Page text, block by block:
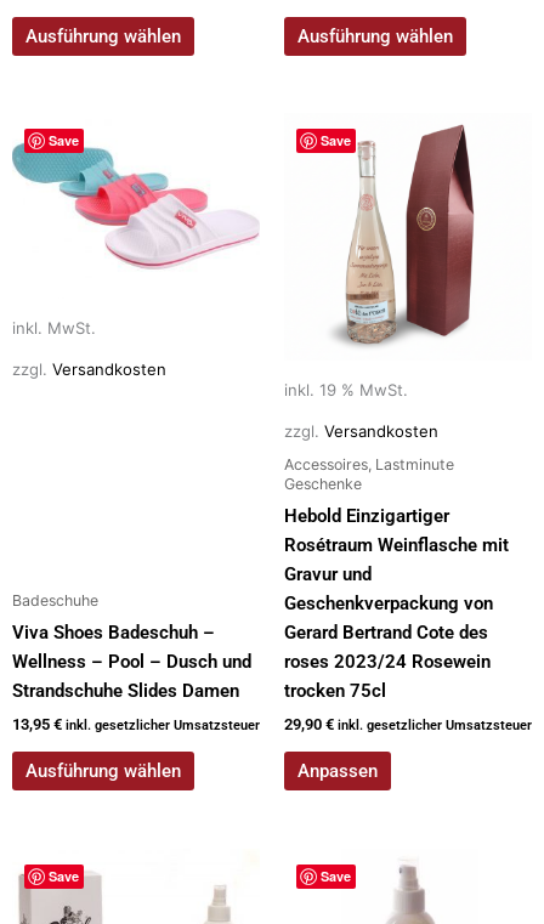
Ausführung wählen Ausführung wählen
Save
inkl. MwSt.
zzgl. Versandkosten
Badeschuhe
Viva Shoes Badeschuh –
Wellness – Pool – Dusch und
Strandschuhe Slides Damen
13,95 € inkl. gesetzlicher Umsatzsteuer
Ausführung wählen
Dieses
Produkt
weist
mehrere
Optionen
können
Save
inkl. 19 % MwSt.
zzgl. Versandkosten
Accessoires, Lastminute
Geschenke
Hebold Einzigartiger
Rosétraum Weinflasche mit
Gravur und
Geschenkverpackung von
Gerard Bertrand Cote des
roses 2023/24 Rosewein
trocken 75cl
29,90 € inkl. gesetzlicher Umsatzsteuer
Anpassen
Save Save